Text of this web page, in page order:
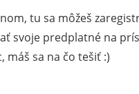
tu sa môžeš
svoje predplatné na
máš sa na čo tešiť :)